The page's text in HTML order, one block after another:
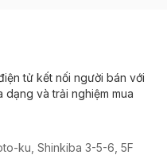
tử kết nối người bán với
và trải nghiệm mua
ku, Shinkiba 3-5-6, 5F